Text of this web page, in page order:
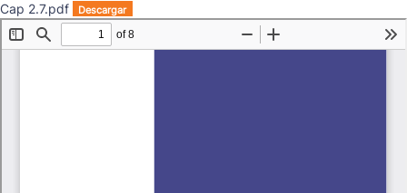
Cap 2.7.pdf Descargar